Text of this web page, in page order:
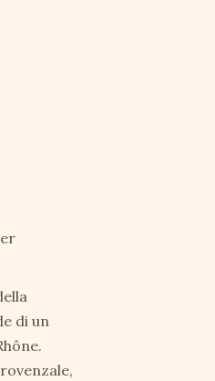
di un